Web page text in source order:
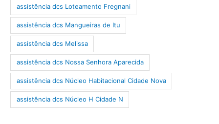
assistência dcs Loteamento Fregnani
assistência dcs Mangueiras de Itu
assistência dcs Melissa
assistência dcs Nossa Senhora Aparecida
assistência dcs Núcleo Habitacional Cidade Nova
assistência dcs Núcleo H Cidade N